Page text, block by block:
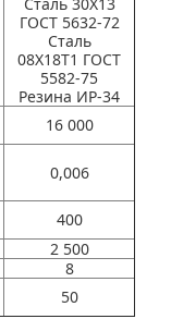
Сталь 30Х13
ГОСТ 5632-72
Сталь
08Х18Т1 ГОСТ
5582-75
Резина ИР-34
16 000
0,006
400
2 500
8
50